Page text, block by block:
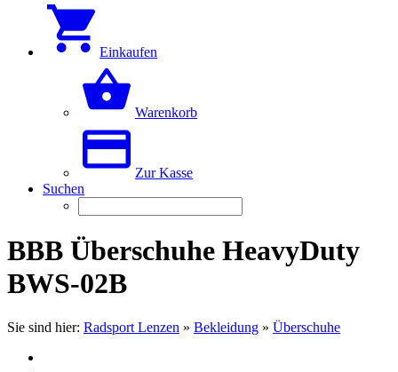
Einkaufen
Warenkorb
Zur Kasse
Suchen
BBB Überschuhe HeavyDuty
BWS-02B
Sie sind hier: Radsport Lenzen » Bekleidung » Überschuhe